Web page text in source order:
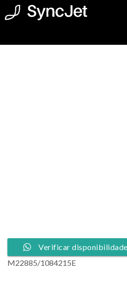
Verificar
M22885/1084215E